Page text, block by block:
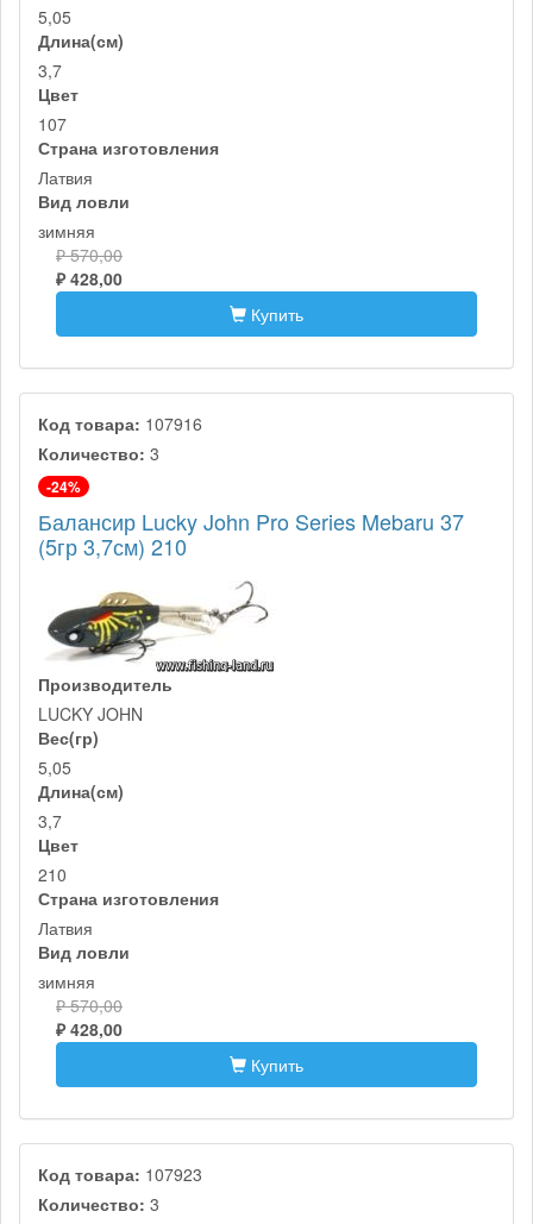
5,05
Длина(см)
3,7
Цвет
107
Страна изготовления
Латвия
Вид ловли
зимняя
₽ 570,00
₽ 428,00
Купить
Код товара: 107916
Количество: 3
-24%
Балансир Lucky John Pro Series Mebaru 37
(5гр 3,7см) 210
Производитель
LUCKY JOHN
Вес(гр)
5,05
Длина(см)
3,7
Цвет
210
Страна изготовления
Латвия
Вид ловли
зимняя
₽ 570,00
₽ 428,00
Купить
Код товара: 107923
Количество: 3